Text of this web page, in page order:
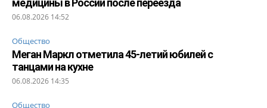
медицины в России после переезда
06.08.2026 14:52
Общество
Меган Маркл отметила 45-летий юбилей с
танцами на кухне
06.08.2026 14:35
Общество